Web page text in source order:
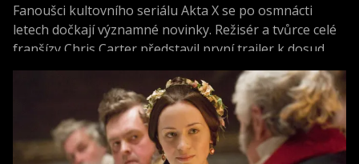
Fanoušci kultovního seriálu Akta X se po osmnácti
letech dočkají významné novinky. Režisér a tvůrce celé
franšízy Chris Carter představil první trailer k dosud
neviděné režisérské verzi filmu Akta X: Chci uvěřit.